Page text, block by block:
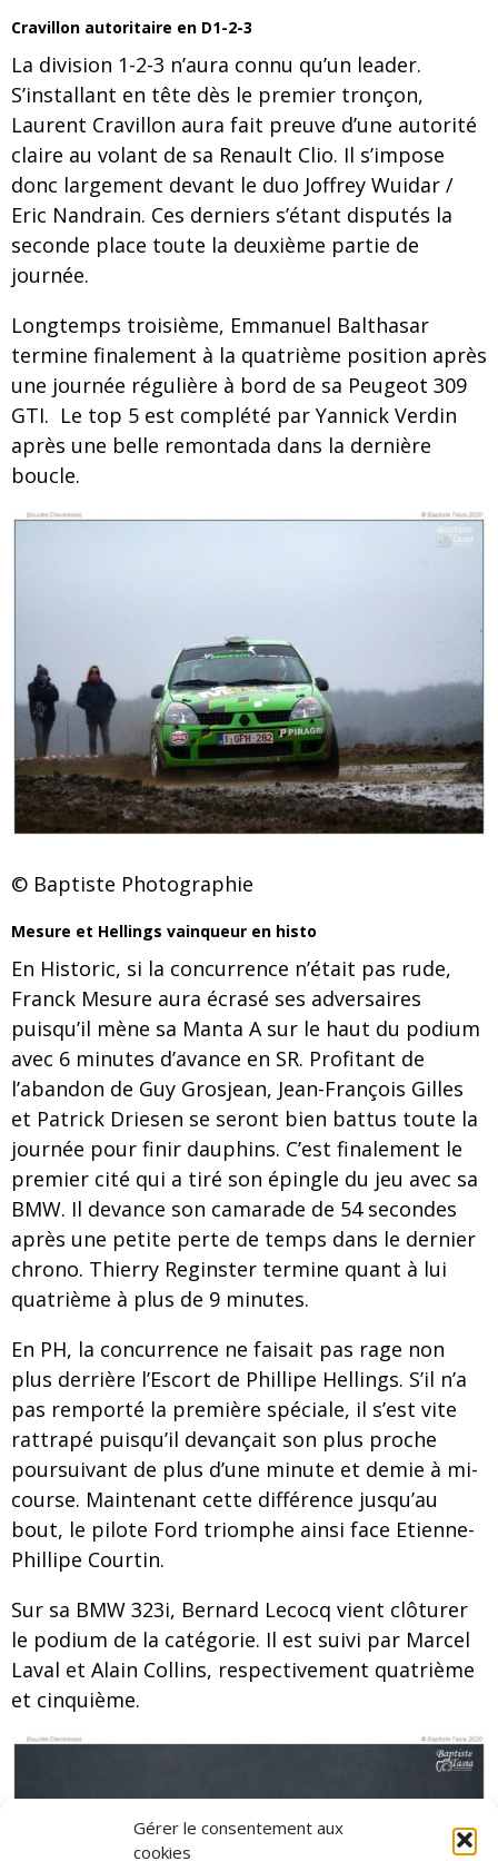
Gérer le consentement aux
cookies
Cravillon autoritaire en D1-2-3
La division 1-2-3 n’aura connu qu’un leader.
S’installant en tête dès le premier tronçon,
Laurent Cravillon aura fait preuve d’une autorité
claire au volant de sa Renault Clio. Il s’impose
donc largement devant le duo Joffrey Wuidar /
Eric Nandrain. Ces derniers s’étant disputés la
seconde place toute la deuxième partie de
journée.
Longtemps troisième, Emmanuel Balthasar
termine finalement à la quatrième position après
une journée régulière à bord de sa Peugeot 309
GTI. Le top 5 est complété par Yannick Verdin
après une belle remontada dans la dernière
boucle.
© Baptiste Photographie
Mesure et Hellings vainqueur en histo
En Historic, si la concurrence n’était pas rude,
Franck Mesure aura écrasé ses adversaires
puisqu’il mène sa Manta A sur le haut du podium
avec 6 minutes d’avance en SR. Profitant de
l’abandon de Guy Grosjean, Jean-François Gilles
et Patrick Driesen se seront bien battus toute la
journée pour finir dauphins. C’est finalement le
premier cité qui a tiré son épingle du jeu avec sa
BMW. Il devance son camarade de 54 secondes
après une petite perte de temps dans le dernier
chrono. Thierry Reginster termine quant à lui
quatrième à plus de 9 minutes.
En PH, la concurrence ne faisait pas rage non
plus derrière l’Escort de Phillipe Hellings. S’il n’a
pas remporté la première spéciale, il s’est vite
rattrapé puisqu’il devançait son plus proche
poursuivant de plus d’une minute et demie à mi-
course. Maintenant cette différence jusqu’au
bout, le pilote Ford triomphe ainsi face Etienne-
Phillipe Courtin.
Sur sa BMW 323i, Bernard Lecocq vient clôturer
le podium de la catégorie. Il est suivi par Marcel
Laval et Alain Collins, respectivement quatrième
et cinquième.